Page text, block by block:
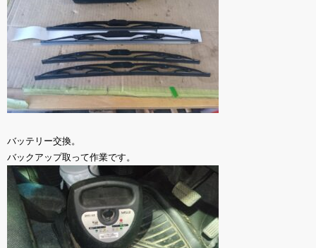
バッテリー交換。
バックアップ取って作業です。